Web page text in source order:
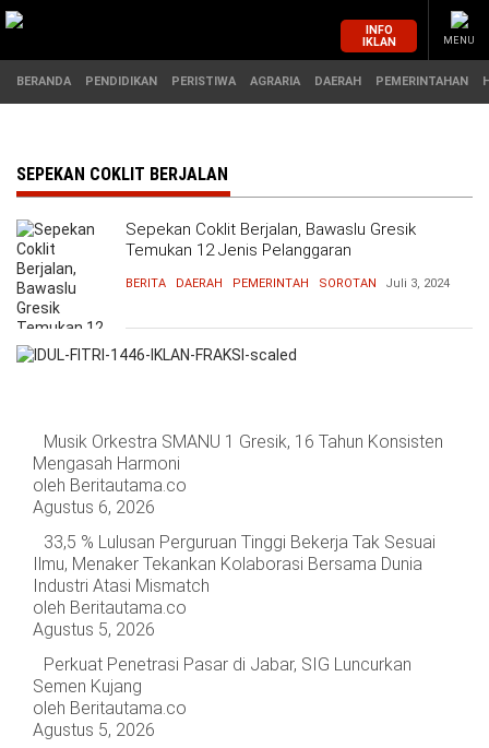
MASUK
BERANDA
PERISTIWA
AGRARIA
PEMERINTAHAN
OPINI
PENDIDIKAN
HUKUM
EKONOMI
PENDIDIKAN
HIBURAN
BERITABARU.CO
KABARBARU.CO
SERIKATNEWS.COM
PEWARTANUSANTARA.COM
LANGGAR.CO
JOBNAS.COM
SURAU.CO
REDAKSI
TENTANG
KAMI
KERJASAMA
PEDOMAN
MEDIA
CYBER
INFO
IKLAN
MENU
BERANDA PENDIDIKAN PERISTIWA AGRARIA DAERAH PEMERINTAHAN
SEPEKAN COKLIT BERJALAN
Sepekan Coklit Berjalan, Bawaslu Gresik
Temukan 12 Jenis Pelanggaran
BERITA DAERAH PEMERINTAH SOROTAN Juli 3, 2024
Musik Orkestra SMANU 1 Gresik, 16 Tahun Konsisten
Mengasah Harmoni
oleh Beritautama.co
Agustus 6, 2026
33,5 % Lulusan Perguruan Tinggi Bekerja Tak Sesuai
Ilmu, Menaker Tekankan Kolaborasi Bersama Dunia
Industri Atasi Mismatch
oleh Beritautama.co
Agustus 5, 2026
Perkuat Penetrasi Pasar di Jabar, SIG Luncurkan
Semen Kujang
oleh Beritautama.co
Agustus 5, 2026